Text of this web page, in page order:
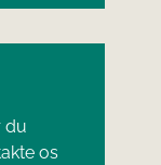
du
os